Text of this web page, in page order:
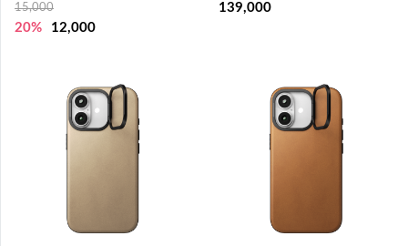
15,000
20% 12,000
139,000